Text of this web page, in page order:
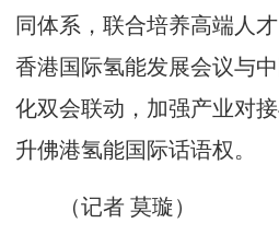
同体系，联合培养高端人
香港国际氢能发展会议与
化双会联动，加强产业对
升佛港氢能国际话语权。
（记者 莫璇）